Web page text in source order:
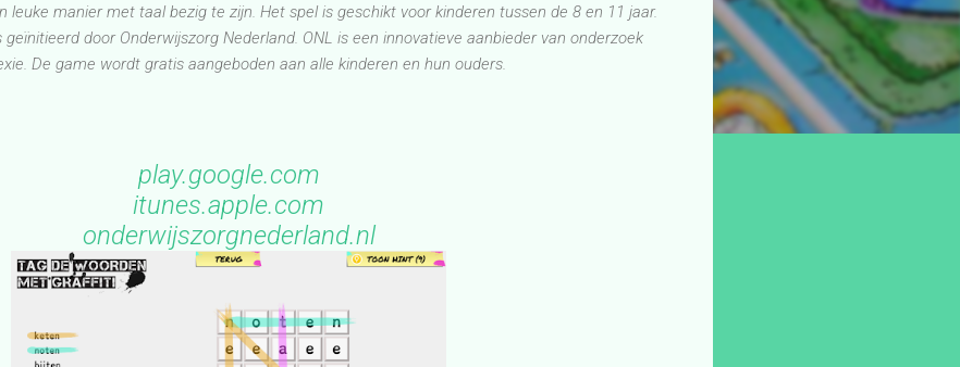
leuke manier met taal bezig te zijn. Het spel is geschikt voor kinderen tussen de 8 en 11 jaar.
door Onderwijszorg Nederland. ONL is een innovatieve aanbieder van onderzoek
De game wordt gratis aangeboden aan alle kinderen en hun ouders.
play.google.com
itunes.apple.com
onderwijszorgnederland.nl